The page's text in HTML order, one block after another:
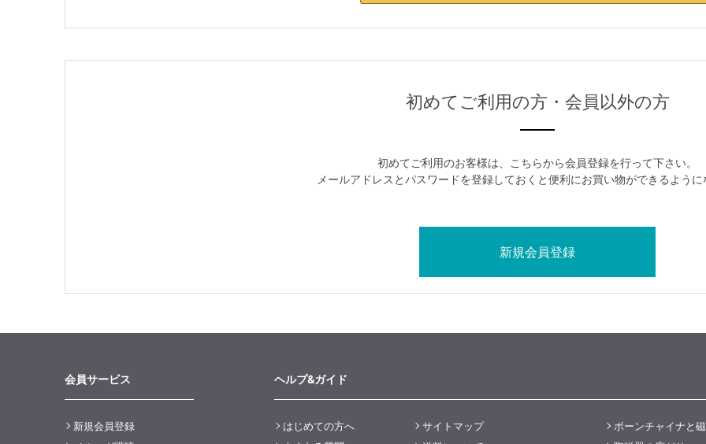
初めてご利用の方・会員以外の方
初めてご利用のお客様は、こちらから会員登録を行って下さい。
メールアドレスとパスワードを登録しておくと便利にお買い物ができるよう
会員サービス
新規会員登録
ヘルプ&ガイド
はじめての方へ
サイトマップ
ボーンチャイナと